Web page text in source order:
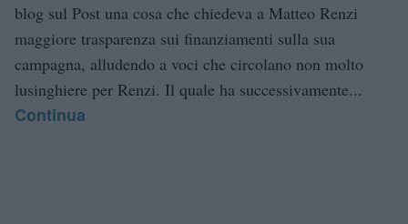
blog sul Post una cosa che chiedeva a Matteo Renzi
maggiore trasparenza sui finanziamenti sulla sua
campagna, alludendo a voci che circolano non molto
lusinghiere per Renzi. Il quale ha successivamente...
Continua